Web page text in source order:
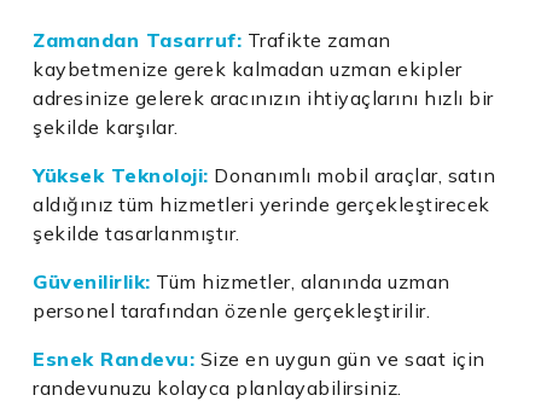
Zamandan Tasarruf: Trafikte zaman
kaybetmenize gerek kalmadan uzman ekipler
adresinize gelerek aracınızın ihtiyaçlarını hızlı bir
şekilde karşılar.
Yüksek Teknoloji: Donanımlı mobil araçlar, satın
aldığınız tüm hizmetleri yerinde gerçekleştirecek
şekilde tasarlanmıştır.
Güvenilirlik: Tüm hizmetler, alanında uzman
personel tarafından özenle gerçekleştirilir.
Esnek Randevu: Size en uygun gün ve saat için
randevunuzu kolayca planlayabilirsiniz.